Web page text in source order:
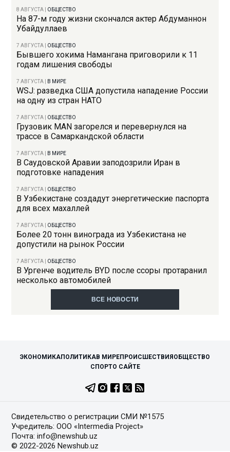
8 АВГУСТА ОБЩЕСТВО
На 87-м году жизни скончался актер Абдуманнон
Убайдуллаев
7 АВГУСТА ОБЩЕСТВО
Бывшего хокима Намангана приговорили к 11
годам лишения свободы
7 АВГУСТА В МИРЕ
WSJ: разведка США допустила нападение России
на одну из стран НАТО
7 АВГУСТА ОБЩЕСТВО
Грузовик MAN загорелся и перевернулся на
трассе в Самаркандской области
7 АВГУСТА В МИРЕ
В Саудовской Аравии заподозрили Иран в
подготовке нападения
7 АВГУСТА ОБЩЕСТВО
В Узбекистане создадут энергетические паспорта
для всех махаллей
7 АВГУСТА ОБЩЕСТВО
Более 20 тонн винограда из Узбекистана не
допустили на рынок России
7 АВГУСТА ОБЩЕСТВО
В Ургенче водитель BYD после ссоры протаранил
несколько автомобилей
ВСЕ НОВОСТИ
ЭКОНОМИКАПОЛИТИКАВ МИРЕПРОИСШЕСТВИЯОБЩЕСТВО
СПОРТО САЙТЕ
Свидетельство о регистрации СМИ №1575
Учредитель: ООО «Intermedia Project»
Почта: info@newshub.uz
© 2022-2026 Newshub.uz